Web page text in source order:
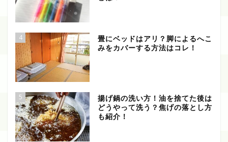
4
畳にベッドはアリ？脚によるへこ
みをカバーする方法はコレ！
5
揚げ鍋の洗い方！油を捨てた後は
どうやって洗う？焦げの落とし方
も紹介！